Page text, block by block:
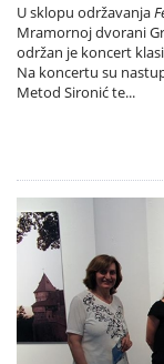
U sklopu održavanja
Mramornoj dvorani
održan je koncert
Na koncertu su
Metod Sironić te...